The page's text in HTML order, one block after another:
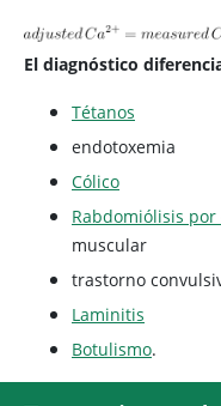
El diagnóstico
Tétanos
endotoxemia
Cólico
Rabdomiólisis
muscular
trastorno
Laminitis
Botulismo.